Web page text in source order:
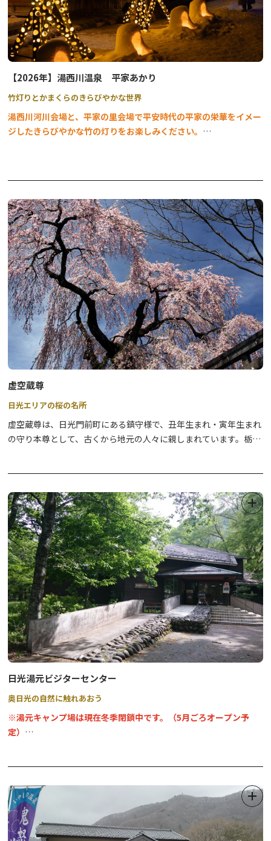
無料
※雨天時も希望があれば実施、荒天中止、現地解散
【西ノ湖・巨木の森を訪ねる】★要事前予約★
2025年7月20日（日）、8月24日（日）
9月14日（日）、21日（日）/ 10月5日（日）
時間 9:00~16:00
場所西ノ湖入口バス停～西ノ湖～先手ヶ浜バス停
（赤沼及び先手ヶ浜から低公害バス利用）
※申込受諾後、担当者からご連絡差し上げます。
※雨天荒天中止、赤沼または湯元解散
【各ツアー共通事項】
・参加希望日の前日16時までにお申し込みください
・集合場所 湯元案内所に開催時間の10分前までにご集合くださ
い
【お支払い】
現地決済のみキャッシュレスには対応しておりません。現金でお支
払いください。
日光市観光協会
TEL 0288-22-1525（時間9:00-16:00)
【2026年】湯西川温泉 平家あかり
竹灯りとかまくらのきらびやかな世界
湯西川河川会場と、平家の里会場で平安時代の平家の栄華をイメー
ジしたきらびやかな竹の灯りをお楽しみください。
料金／無料
河川上に竹鞠が装飾されます。川の流れに癒やされながら灯りをお
楽しみいただけます。
【平家の里会場】
開催期間／2027年1月8日(金)～1月24日(日)金土日のみ開催
点灯時間／17:00～21:00
料金／１日利用券（9:00～21:00）：大人700円 小・中学生250円
（当日、再入場可能）
※ナイトチケットはございません
※1月29日からは、かまくら祭と同時開催しております。
ミニかまくらライトアップ／17:30～21:00
虚空蔵尊
日光エリアの桜の名所
虚空蔵尊は、日光門前町にある鎮守様で、丑年生まれ・寅年生まれ
の守り本尊として、古くから地元の人々に親しまれています。栃木
～下旬●高さ 約18ｍ●幹の太さ 約3ｍ●樹齢 約350年
日光湯元ビジターセンター
奥日光の自然に触れあおう
※湯元キャンプ場は現在冬季閉鎖中です。（5月ごろオープン予
定）
学べる展示が数多くございます。
また、ガイドツアーなどの季節に応じたイベントの実施や、キャン
プ場の運営など、奥日光をより楽しめる様々なコンテンツを提供し